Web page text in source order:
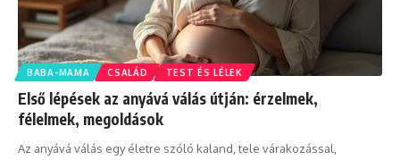
BABA-MAMA CSALÁD TEST ÉS LÉLEK
Első lépések az anyává válás útján: érzelmek,
félelmek, megoldások
Az anyává válás egy életre szóló kaland, tele várakozással,